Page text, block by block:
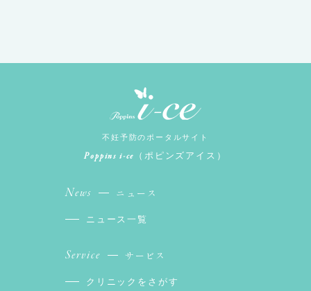
不妊予防のポータルサイト
Poppins i-ce （ポピンズアイス）
News ニュース
ニュース一覧
Service サービス
クリニックをさがす